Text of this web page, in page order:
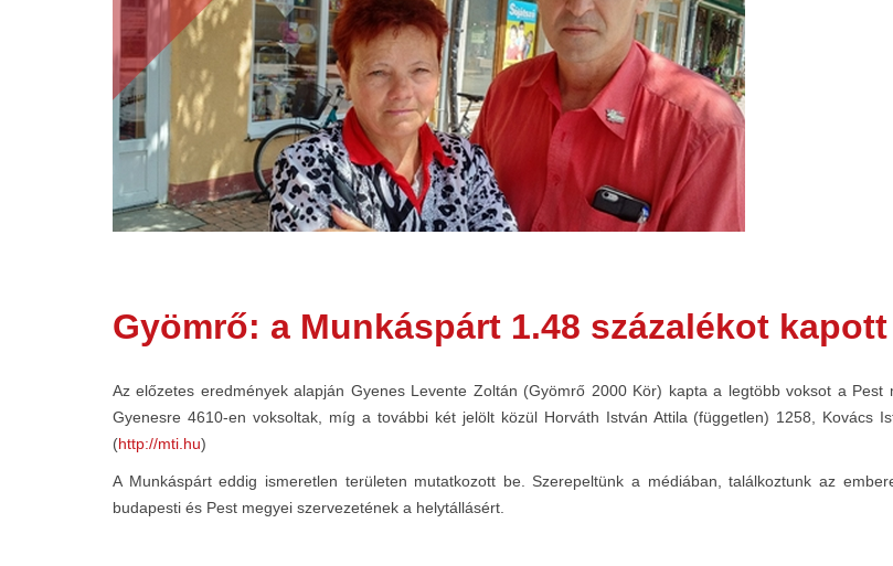
Gyömrő: a Munkáspárt 1.48 százalékot kapott
Az előzetes eredmények alapján Gyenes Levente Zoltán (Gyömrő 2000 Kör) kapta a legtöbb voksot a
Gyenesre 4610-en voksoltak, míg a további két jelölt közül Horváth István Attila (független) 1258, Kovács
(http://mti.hu)
A Munkáspárt eddig ismeretlen területen mutatkozott be. Szerepeltünk a médiában, találkoztunk az
budapesti és Pest megyei szervezetének a helytállásért.